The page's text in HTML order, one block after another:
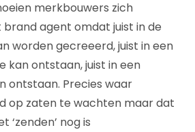
merkbouwers zich
agent omdat juist in de
worden gecreeerd, juist in een
kan ontstaan, juist in een
ontstaan. Precies waar
op zaten te wachten maar dat
‘zenden’ nog is